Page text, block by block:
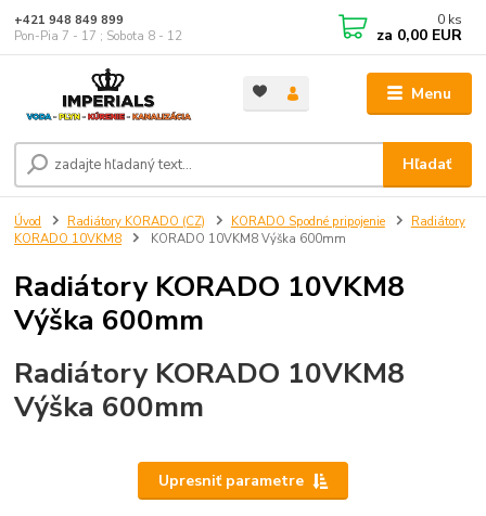
Menu
Hľadať
+421 948 849 899
Pon-Pia 7 - 17 ; Sobota 8 - 12
0 ks
za 0,00 EUR
Úvod Radiátory KORADO (CZ) KORADO Spodné pripojenie
Radiátory
KORADO 10VKM8
KORADO 10VKM8 Výška 600mm
Radiátory KORADO 10VKM8
Výška 600mm
Radiátory KORADO 10VKM8
Výška 600mm
Upresniť parametre